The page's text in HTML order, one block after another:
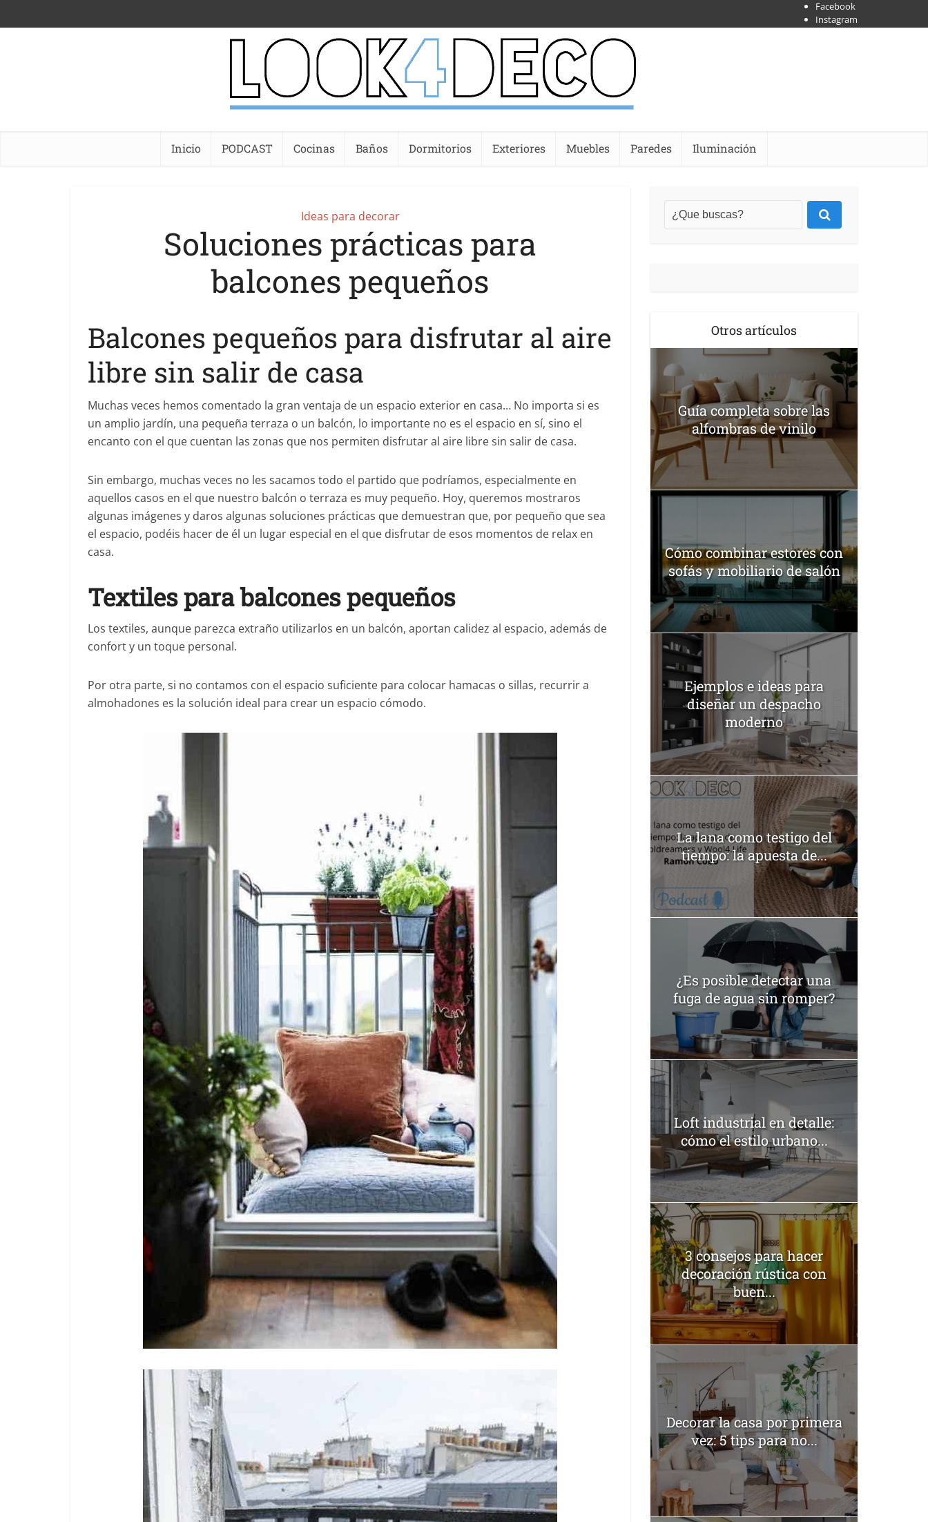
Facebook
Instagram
Inicio PODCAST Cocinas Baños Dormitorios Exteriores Muebles Paredes Iluminación
Ideas para decorar
Soluciones prácticas para
balcones pequeños
Balcones pequeños para disfrutar al aire
libre sin salir de casa
Muchas veces hemos comentado la gran ventaja de un espacio exterior en casa… No importa si es
un amplio jardín, una pequeña terraza o un balcón, lo importante no es el espacio en sí, sino el
encanto con el que cuentan las zonas que nos permiten disfrutar al aire libre sin salir de casa.
Sin embargo, muchas veces no les sacamos todo el partido que podríamos, especialmente en
aquellos casos en el que nuestro balcón o terraza es muy pequeño. Hoy, queremos mostraros
algunas imágenes y daros algunas soluciones prácticas que demuestran que, por pequeño que sea
el espacio, podéis hacer de él un lugar especial en el que disfrutar de esos momentos de relax en
casa.
Textiles para balcones pequeños
Los textiles, aunque parezca extraño utilizarlos en un balcón, aportan calidez al espacio, además de
confort y un toque personal.
Por otra parte, si no contamos con el espacio suficiente para colocar hamacas o sillas, recurrir a
almohadones es la solución ideal para crear un espacio cómodo.
Otros artículos
Guía completa sobre las
alfombras de vinilo
Cómo combinar estores con
sofás y mobiliario de salón
Ejemplos e ideas para
diseñar un despacho
moderno
La lana como testigo del
tiempo: la apuesta de...
¿Es posible detectar una
fuga de agua sin romper?
Loft industrial en detalle:
cómo el estilo urbano...
3 consejos para hacer
decoración rústica con
buen...
Decorar la casa por primera
vez: 5 tips para no...